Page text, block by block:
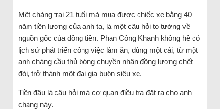
Một chàng trai 21 tuổi mà mua được chiếc xe bằng 40
năm tiền lương của anh ta, là một câu hỏi to tướng về
nguồn gốc của đồng tiền. Phan Công Khanh không hề có
lịch sử phát triển công việc làm ăn, đùng một cái, từ một
anh chàng cầu thủ bóng chuyền nhận đồng lương chết
đói, trở thành một đại gia buôn siêu xe.
Tiền đâu là câu hỏi mà cơ quan điều tra đặt ra cho anh
chàng này.